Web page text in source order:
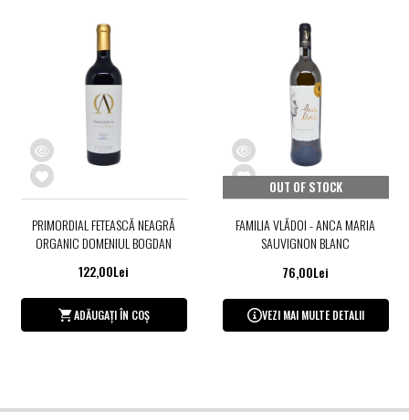
PRIMORDIAL FETEASCĂ NEAGRĂ
ORGANIC DOMENIUL BOGDAN
122,00Lei
ADĂUGAȚI ÎN COȘ
OUT OF STOCK
FAMILIA VLĂDOI - ANCA MARIA
SAUVIGNON BLANC
76,00Lei
VEZI MAI MULTE DETALII